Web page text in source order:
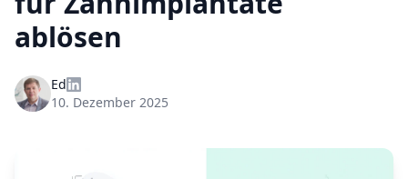
ablösen
Ed
10. Dezember 2025